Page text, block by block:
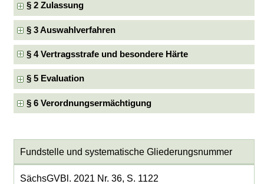
§ 2 Zulassung
§ 3 Auswahlverfahren
§ 4 Vertragsstrafe und besondere Härte
§ 5 Evaluation
§ 6 Verordnungsermächtigung
Fundstelle und systematische Gliederungsnummer
SächsGVBl. 2021 Nr. 36, S. 1122